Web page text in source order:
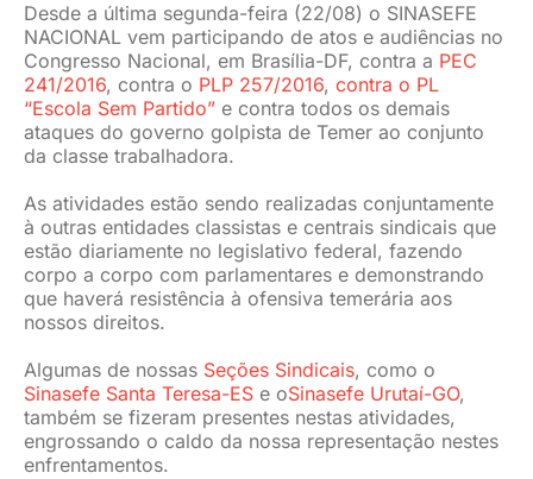
Desde a última segunda-feira (22/08) o SINASEFE
NACIONAL vem participando de atos e audiências no
Congresso Nacional, em Brasília-DF, contra a PEC
241/2016, contra o PLP 257/2016, contra o PL
“Escola Sem Partido”e contra todos os demais
ataques do governo golpista de Temer ao conjunto
da classe trabalhadora.
As atividades estão sendo realizadas conjuntamente
à outras entidades classistas e centrais sindicais que
estão diariamente no legislativo federal, fazendo
corpo a corpo com parlamentares e demonstrando
que haverá resistência à ofensiva temerária aos
nossos direitos.
Algumas de nossas Seções Sindicais, como o
Sinasefe Santa Teresa-ESe oSinasefe Urutaí-GO,
também se fizeram presentes nestas atividades,
engrossando o caldo da nossa representação nestes
enfrentamentos.